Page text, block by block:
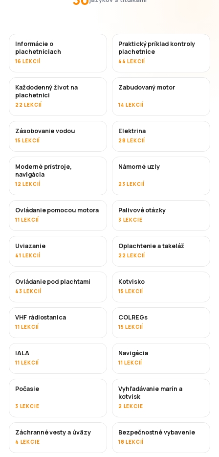
Informácie o
plachetníciach
16 LEKCIÍ
Praktický príklad kontroly
plachetnice
44 LEKCIÍ
Každodenný život na
plachetnici
22 LEKCIÍ
Zabudovaný motor
14 LEKCIÍ
Zásobovanie vodou
15 LEKCIÍ
Elektrina
28 LEKCIÍ
Moderné prístroje,
navigácia
12 LEKCIÍ
Námorné uzly
23 LEKCIÍ
Ovládanie pomocou motora
11 LEKCIÍ
Palivové otázky
3 LEKCIE
Uviazanie
41 LEKCIÍ
Oplachtenie a takeláž
22 LEKCIÍ
Ovládanie pod plachtami
43 LEKCIÍ
Kotvisko
15 LEKCIÍ
VHF rádiostanica
11 LEKCIÍ
COLREGs
15 LEKCIÍ
IALA
11 LEKCIÍ
Navigácia
11 LEKCIÍ
Počasie
3 LEKCIE
Vyhľadávanie marín a
kotvísk
2 LEKCIE
Záchranné vesty a úväzy
4 LEKCIE
Bezpečnostné vybavenie
18 LEKCIÍ